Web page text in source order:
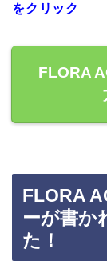
をクリック
FLORA
FLORA
ーが書か
た！